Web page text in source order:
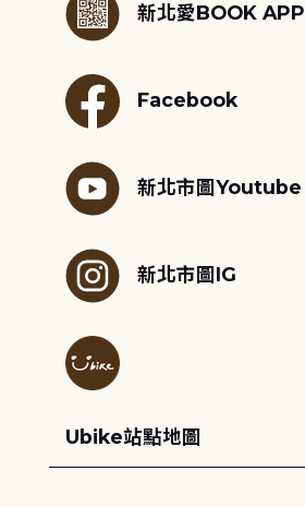
新北愛BOOK APP
Facebook
新北市圖Youtube
新北市圖IG
Ubike站點地圖